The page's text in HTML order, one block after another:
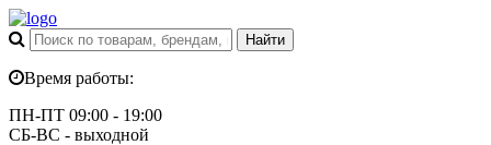
Время работы:
ПН-ПТ 09:00 - 19:00
СБ-ВС - выходной